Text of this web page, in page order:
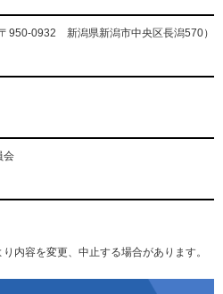
950-0932 新潟県新潟市中央区長潟570）
会
内容を変更、中止する場合があります。